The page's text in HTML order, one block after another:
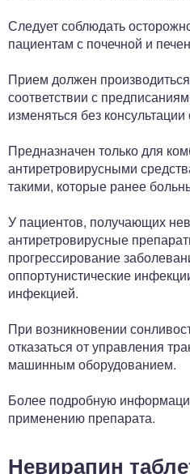
Следует соблюдать
пациентам с почечной и
Прием должен
соответствии с
изменяться без
Предназначен только для
антиретровирусными
такими, которые ранее
У пациентов, получающих
антиретровирусные
прогрессирование
оппортунистические
инфекцией.
При возникновении
отказаться от управления
машинным оборудованием.
Более подробную
применению препарата.
Невирапин